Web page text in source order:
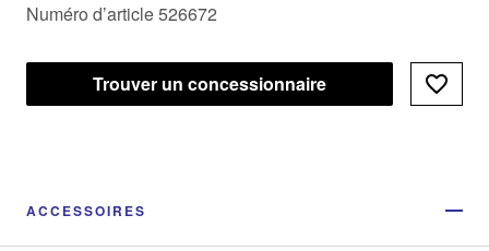
Numéro d’article 526672
Trouver un concessionnaire
ACCESSOIRES